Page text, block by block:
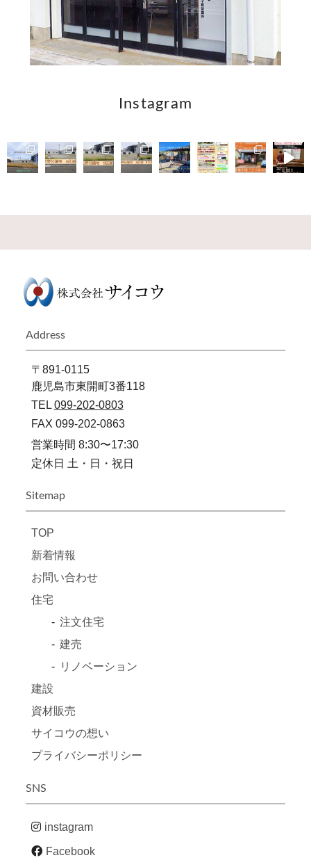
Instagram
Address
〒891-0115
鹿児島市東開町3番118
TEL 099-202-0803
FAX 099-202-0863
営業時間 8:30〜17:30
定休日 土・日・祝日
Sitemap
TOP
新着情報
お問い合わせ
住宅
注文住宅
建売
リノベーション
建設
資材販売
サイコウの想い
プライバシーポリシー
SNS
instagram
Facebook